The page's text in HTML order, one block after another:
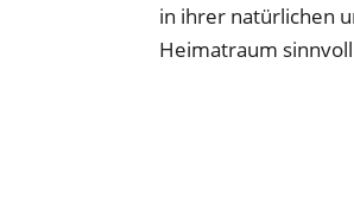
in ihrer natürlichen
Heimatraum